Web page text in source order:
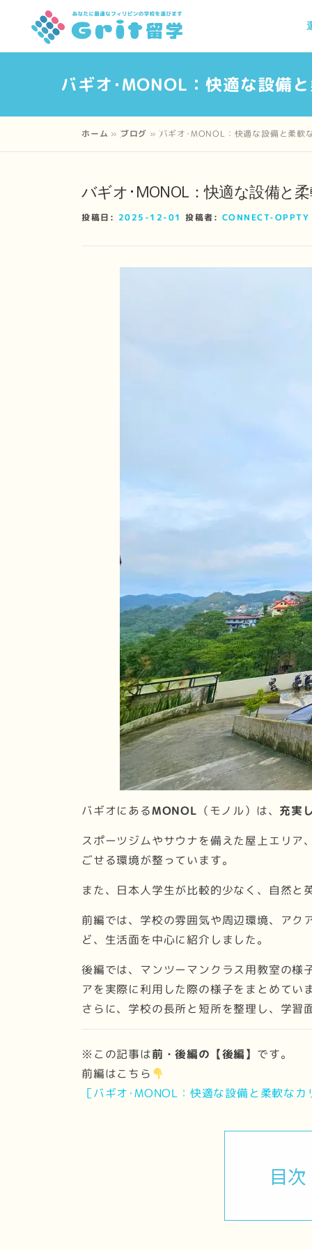
バギオ･MONOL：快適な設備
ホーム »ブログ »バギオ･MONOL：快適な設備と柔軟
バギオ･MONOL：快適な設備と
投稿日: 2025-12-01 投稿者: CONNECT-OPPTY
バギオにあるMONOL （モノル）は、 充実
スポーツジムやサウナを備えた屋上エリ
ごせる環境が整っています。
また、日本人学生が比較的少なく、自然
前編では、学校の雰囲気や周辺環境、ア
ど、生活面を中心に紹介しました。
後編では、マンツーマンクラス用教室の様
アを実際に利用した際の様子をまとめてい
さらに、学校の長所と短所を整理し、学
※この記事は前・後編の【後編】 です。
前編はこちら
［バギオ･MONOL：快適な設備と柔軟な
目次